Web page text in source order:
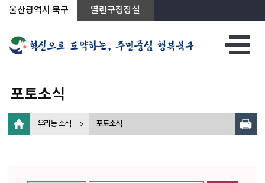
상단메뉴로 바로가기
전체메뉴로 바로가기
왼쪽메뉴로 바로가기
본문으로 바로가기
울산광역시 북구 열린구청장실
포토소식
우리동 소식 포토소식